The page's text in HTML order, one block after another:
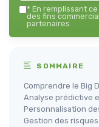
* En remplissant
des fins
partenaires.
SOMMAIRE
Comprendre le Big
Analyse prédictive
Personnalisation
Gestion des